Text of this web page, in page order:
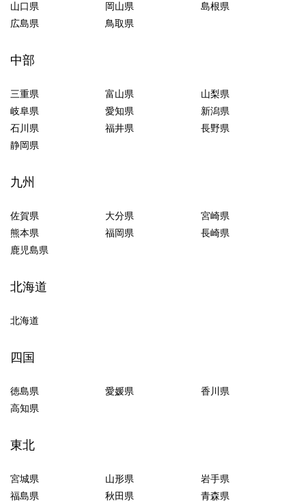
山口県 岡山県
島根県
広島県
鳥取県
中部
三重県 富山県
山梨県
岐阜県
愛知県
新潟県
石川県
福井県
長野県
静岡県
九州
佐賀県 大分県
宮崎県
熊本県
福岡県
長崎県
鹿児島県
北海道
北海道
四国
徳島県 愛媛県
香川県
高知県
東北
宮城県 山形県
岩手県
福島県
秋田県 青森県